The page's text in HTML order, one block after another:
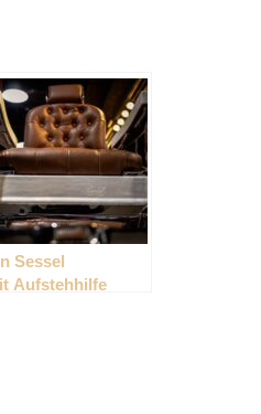
Sessel
Aufstehhilfe